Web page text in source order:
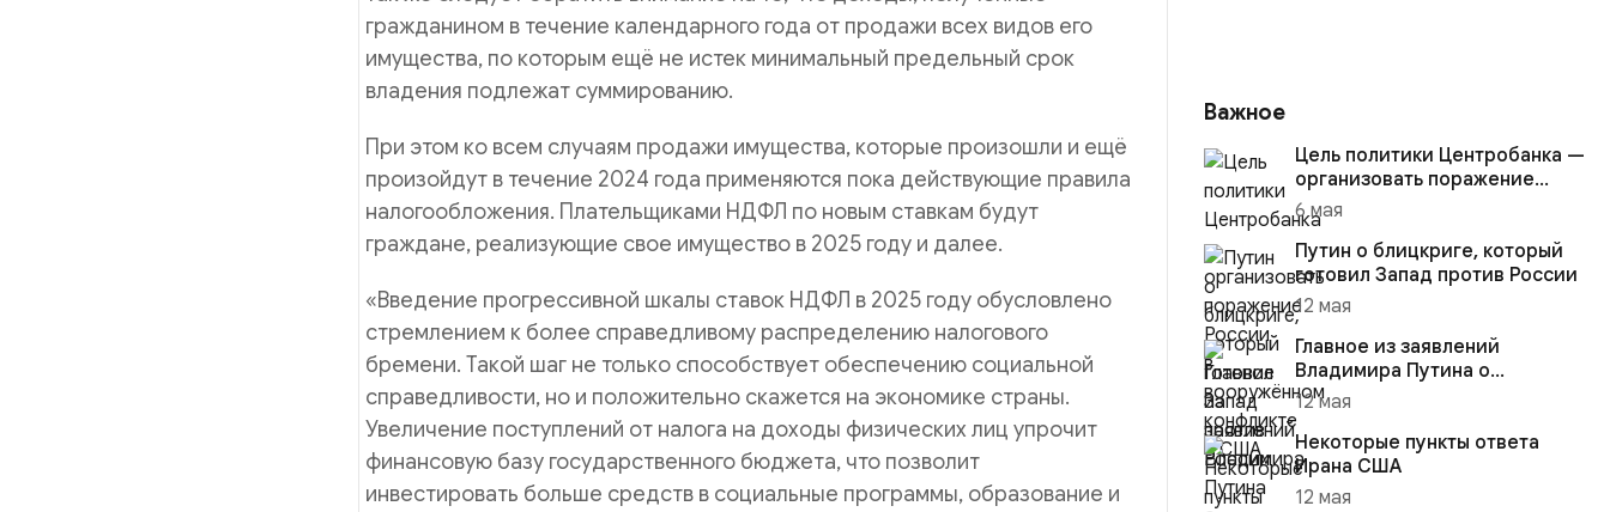
гражданином в течение календарного года от продажи всех видов его
имущества, по которым ещё не истек минимальный предельный срок
владения подлежат суммированию.
При этом ко всем случаям продажи имущества, которые произошли и ещё
произойдут в течение 2024 года применяются пока действующие правила
налогообложения. Плательщиками НДФЛ по новым ставкам будут
граждане, реализующие свое имущество в 2025 году и далее.
«Введение прогрессивной шкалы ставок НДФЛ в 2025 году обусловлено
стремлением к более справедливому распределению налогового
бремени. Такой шаг не только способствует обеспечению социальной
справедливости, но и положительно скажется на экономике страны.
Увеличение поступлений от налога на доходы физических лиц упрочит
финансовую базу государственного бюджета, что позволит
инвестировать больше средств в социальные программы, образование и
Важное
Цель политики Центробанка —
организовать поражение
России в вооружённом
конфликте с США
6 мая
Путин о блицкриге, который
готовил Запад против России
12 мая
Главное из заявлений
Владимира Путина о
конфликте на Украине
12 мая
Некоторые пункты ответа
Ирана США
12 мая